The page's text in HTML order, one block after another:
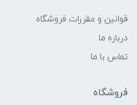
قوانین و مقررات فروشگاه
درباره ما
تماس با ما
فروشگاه